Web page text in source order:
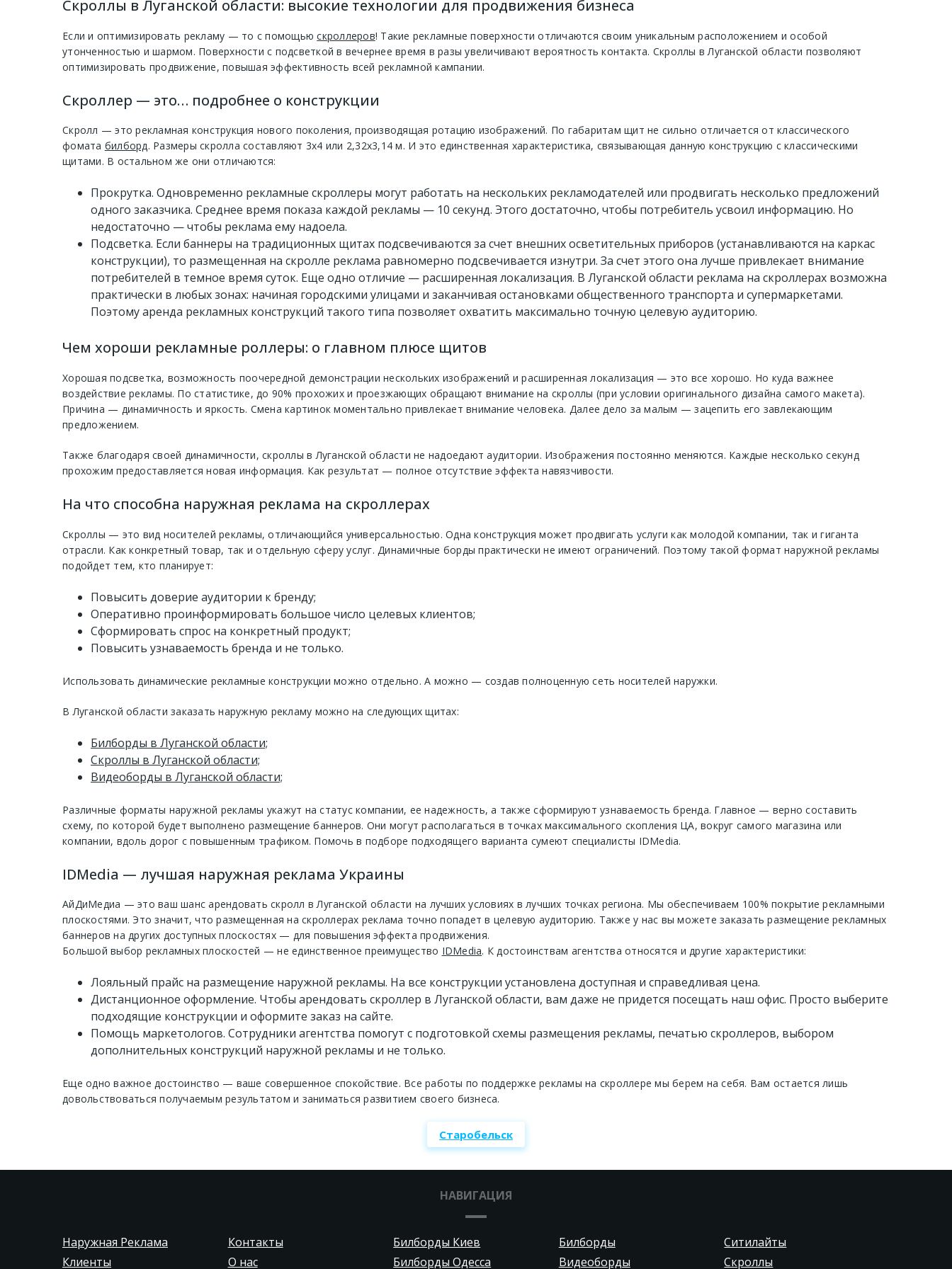
Скроллы в Луганской области: высокие технологии для продвижения бизнеса
Если и оптимизировать рекламу — то с помощьюскроллеров! Такие рекламные поверхности отличаются своим уникальным расположением и особой
утонченностью и шармом. Поверхности с подсветкой в вечернее время в разы увеличивают вероятность контакта. Скроллы в Луганской области позволяют
оптимизировать продвижение, повышая эффективность всей рекламной кампании.
Скроллер — это… подробнее о конструкции
Скролл — это рекламная конструкция нового поколения, производящая ротацию изображений. По габаритам щит не сильно отличается от классического
фомата билборд. Размеры скролла составляют 3х4 или 2,32х3,14 м. И это единственная характеристика, связывающая данную конструкцию с классическими
щитами. В остальном же они отличаются:
Прокрутка. Одновременно рекламные скроллеры могут работать на нескольких рекламодателей или продвигать несколько предложений
одного заказчика. Среднее время показа каждой рекламы — 10 секунд. Этого достаточно, чтобы потребитель усвоил информацию. Но
недостаточно — чтобы реклама ему надоела.
Подсветка. Если баннеры на традиционных щитах подсвечиваются за счет внешних осветительных приборов (устанавливаются на каркас
конструкции), то размещенная на скролле реклама равномерно подсвечивается изнутри. За счет этого она лучше привлекает внимание
потребителей в темное время суток. Еще одно отличие — расширенная локализация. В Луганской области реклама на скроллерах возможна
практически в любых зонах: начиная городскими улицами и заканчивая остановками общественного транспорта и супермаркетами.
Поэтому аренда рекламных конструкций такого типа позволяет охватить максимально точную целевую аудиторию.
Чем хороши рекламные роллеры: о главном плюсе щитов
Хорошая подсветка, возможность поочередной демонстрации нескольких изображений и расширенная локализация — это все хорошо. Но куда важнее
воздействие рекламы. По статистике, до 90% прохожих и проезжающих обращают внимание на скроллы (при условии оригинального дизайна самого макета).
Причина — динамичность и яркость. Смена картинок моментально привлекает внимание человека. Далее дело за малым — зацепить его завлекающим
предложением.
Также благодаря своей динамичности, скроллы в Луганской области не надоедают аудитории. Изображения постоянно меняются. Каждые несколько секунд
прохожим предоставляется новая информация. Как результат — полное отсутствие эффекта навязчивости.
На что способна наружная реклама на скроллерах
Скроллы — это вид носителей рекламы, отличающийся универсальностью. Одна конструкция может продвигать услуги как молодой компании, так и гиганта
отрасли. Как конкретный товар, так и отдельную сферу услуг. Динамичные борды практически не имеют ограничений. Поэтому такой формат наружной рекламы
подойдет тем, кто планирует:
Повысить доверие аудитории к бренду;
Оперативно проинформировать большое число целевых клиентов;
Сформировать спрос на конкретный продукт;
Повысить узнаваемость бренда и не только.
Использовать динамические рекламные конструкции можно отдельно. А можно — создав полноценную сеть носителей наружки.
В Луганской области заказать наружную рекламу можно на следующих щитах:
Билборды в Луганской области;
Скроллы в Луганской области;
Видеоборды в Луганской области;
Различные форматы наружной рекламы укажут на статус компании, ее надежность, а также сформируют узнаваемость бренда. Главное — верно составить
схему, по которой будет выполнено размещение баннеров. Они могут располагаться в точках максимального скопления ЦА, вокруг самого магазина или
компании, вдоль дорог с повышенным трафиком. Помочь в подборе подходящего варианта сумеют специалисты IDMedia.
IDMedia — лучшая наружная реклама Украины
АйДиМедиа — это ваш шанс арендовать скролл в Луганской области на лучших условиях в лучших точках региона. Мы обеспечиваем 100% покрытие рекламными
плоскостями. Это значит, что размещенная на скроллерах реклама точно попадет в целевую аудиторию. Также у нас вы можете заказать размещение рекламных
баннеров на других доступных плоскостях — для повышения эффекта продвижения.
Большой выбор рекламных плоскостей — не единственное преимущество IDMedia. К достоинствам агентства относятся и другие характеристики:
Лояльный прайс на размещение наружной рекламы. На все конструкции установлена доступная и справедливая цена.
Дистанционное оформление. Чтобы арендовать скроллер в Луганской области, вам даже не придется посещать наш офис. Просто выберите
подходящие конструкции и оформите заказ на сайте.
Помощь маркетологов. Сотрудники агентства помогут с подготовкой схемы размещения рекламы, печатью скроллеров, выбором
дополнительных конструкций наружной рекламы и не только.
Еще одно важное достоинство — ваше совершенное спокойствие. Все работы по поддержке рекламы на скроллере мы берем на себя. Вам остается лишь
довольствоваться получаемым результатом и заниматься развитием своего бизнеса.
Старобельск
НАВИГАЦИЯ
Наружная Реклама
Клиенты
Билборды
Видеоборды
Контакты
О нас
Ситилайты
Билборды Киев
Скроллы
Билборды Одесса